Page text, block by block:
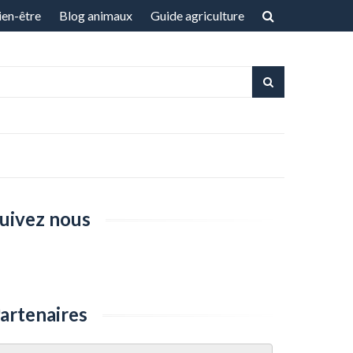
être Blog animaux Guide agriculture
nous